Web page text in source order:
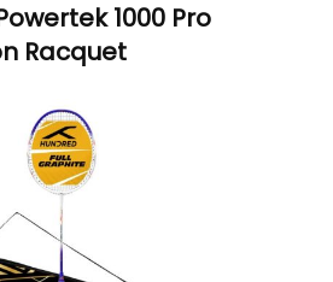
1000 Pro
Racquet